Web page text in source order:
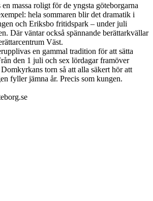
massa roligt för de yngsta göteborgarna
hela sommaren blir det dramatik i
och Eriksbo fritidspark – under juli
Där väntar också spännande berättarkvällar
Väst.
en gammal tradition för att sätta
den 1 juli och sex lördagar framöver
torn så att alla säkert hör att
fyller jämna år. Precis som kungen.